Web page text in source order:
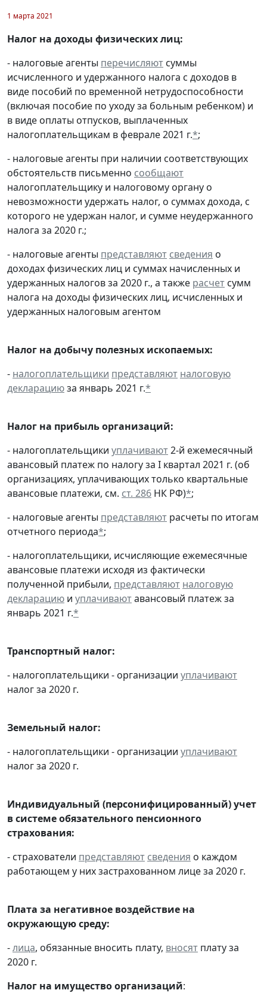
1 марта 2021
Налог на доходы физических лиц:
- налоговые агенты перечисляют суммы
исчисленного и удержанного налога с доходов в
виде пособий по временной нетрудоспособности
(включая пособие по уходу за больным ребенком) и
в виде оплаты отпусков, выплаченных
налогоплательщикам в феврале 2021 г.*;
- налоговые агенты при наличии соответствующих
обстоятельств письменно сообщают
налогоплательщику и налоговому органу о
невозможности удержать налог, о суммах дохода, с
которого не удержан налог, и сумме неудержанного
налога за 2020 г.;
- налоговые агенты представляют сведения о
доходах физических лиц и суммах начисленных и
удержанных налогов за 2020 г., а также расчет сумм
налога на доходы физических лиц, исчисленных и
удержанных налоговым агентом
Налог на добычу полезных ископаемых:
- налогоплательщики представляют налоговую
декларациюза январь 2021 г.*
Налог на прибыль организаций:
- налогоплательщики уплачивают2-й ежемесячный
авансовый платеж по налогу за I квартал 2021 г. (об
организациях, уплачивающих только квартальные
авансовые платежи, см. ст. 286 НК РФ)*;
- налоговые агенты представляют расчеты по итогам
отчетного периода*;
- налогоплательщики, исчисляющие ежемесячные
авансовые платежи исходя из фактически
полученной прибыли, представляют налоговую
декларацию и уплачиваютавансовый платеж за
январь 2021 г.*
Транспортный налог:
- налогоплательщики - организации уплачивают
налог за 2020 г.
Земельный налог:
- налогоплательщики - организации уплачивают
налог за 2020 г.
Индивидуальный (персонифицированный) учет
в системе обязательного пенсионного
страхования:
- страхователи представляют сведения о каждом
работающем у них застрахованном лице за 2020 г.
Плата за негативное воздействие на
окружающую среду:
-лица, обязанные вносить плату, вносят плату за
2020 г.
Налог на имущество организаций: